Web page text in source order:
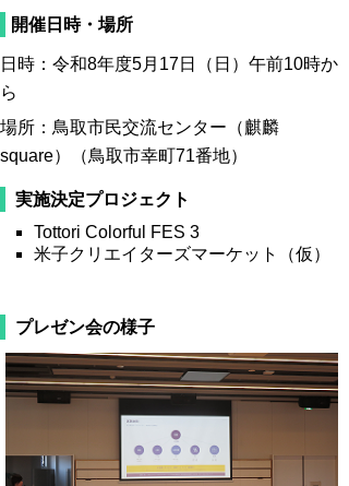
開催日時・場所
日時：令和8年度5月17日（日）午前10時か
ら
場所：鳥取市民交流センター（麒麟
square）（鳥取市幸町71番地）
実施決定プロジェクト
Tottori Colorful FES 3
米子クリエイターズマーケット（仮）
プレゼン会の様子